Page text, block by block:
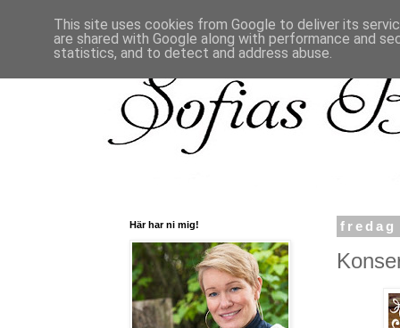
fredag
Här har ni mig!
This site uses cookies from Google to deliver its
are shared with Google along with performance and
statistics, and to detect and address abuse.